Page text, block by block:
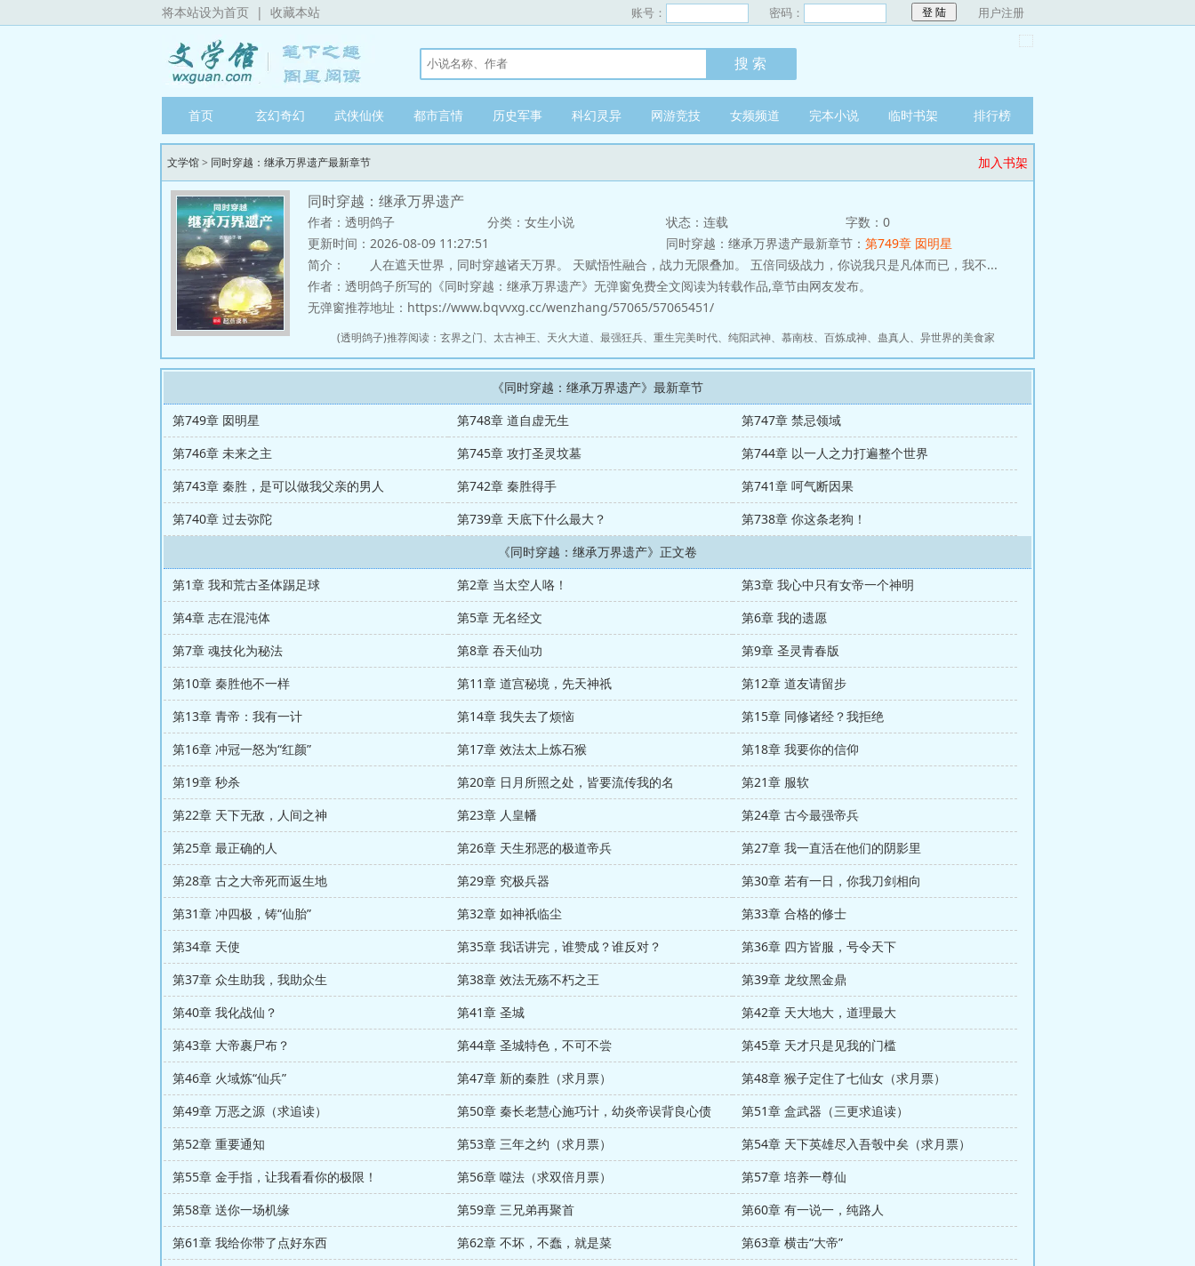
将本站设为首页 | 收藏本站 账号： 密码： 用户注册
首页 玄幻奇幻 武侠仙侠 都市言情 历史军事 科幻灵异 网游竞技 女频频道 完本小说 临时书架 排行榜
文学馆> 同时穿越：继承万界遗产最新章节 加入书架
同时穿越：继承万界遗产
作者：透明鸽子 分类：女生小说 状态：连载
字数：0
更新时间：2026-08-09 11:27:51
同时穿越：继承万界遗产最新章节： 第749章 囡明星
简介：
人在遮天世界，同时穿越诸天万界。 天赋悟性融合，战力无限叠加。 五倍同级战力，你说我只是凡体而已，我不...
作者：透明鸽子所写的《同时穿越：继承万界遗产》无弹窗免费全文阅读为转载作品,章节由网友发布。
无弹窗推荐地址：https://www.bqvvxg.cc/wenzhang/57065/57065451/
(透明鸽子)推荐阅读： 玄界之门、 太古神王、 天火大道、 最强狂兵、 重生完美时代、 纯阳武神、 慕南枝、 百炼成神、 蛊真人、 异世界的美食家
《同时穿越：继承万界遗产》最新章节
第749章 囡明星
第748章 道自虚无生
第747章 禁忌领域
第746章 未来之主
第745章 攻打圣灵坟墓
第744章 以一人之力打遍整个世界
第743章 秦胜，是可以做我父亲的男人
第742章 秦胜得手
第741章 呵气断因果
第740章 过去弥陀
第739章 天底下什么最大？
第738章 你这条老狗！
《同时穿越：继承万界遗产》正文卷
第1章 我和荒古圣体踢足球
第2章 当太空人咯！
第3章 我心中只有女帝一个神明
第4章 志在混沌体
第5章 无名经文
第6章 我的遗愿
第7章 魂技化为秘法
第8章 吞天仙功
第9章 圣灵青春版
第10章 秦胜他不一样
第11章 道宫秘境，先天神祇
第12章 道友请留步
第13章 青帝：我有一计
第14章 我失去了烦恼
第15章 同修诸经？我拒绝
第16章 冲冠一怒为“红颜”
第17章 效法太上炼石猴
第18章 我要你的信仰
第19章 秒杀
第20章 日月所照之处，皆要流传我的名
第21章 服软
第22章 天下无敌，人间之神
第23章 人皇幡
第24章 古今最强帝兵
第25章 最正确的人
第26章 天生邪恶的极道帝兵
第27章 我一直活在他们的阴影里
第28章 古之大帝死而返生地
第29章 究极兵器
第30章 若有一日，你我刀剑相向
第31章 冲四极，铸“仙胎”
第32章 如神祇临尘
第33章 合格的修士
第34章 天使
第35章 我话讲完，谁赞成？谁反对？
第36章 四方皆服，号令天下
第37章 众生助我，我助众生
第38章 效法无殇不朽之王
第39章 龙纹黑金鼎
第40章 我化战仙？
第41章 圣城
第42章 天大地大，道理最大
第43章 大帝裹尸布？
第44章 圣城特色，不可不尝
第45章 天才只是见我的门槛
第46章 火域炼“仙兵”
第47章 新的秦胜（求月票）
第48章 猴子定住了七仙女（求月票）
第49章 万恶之源（求追读）
第50章 秦长老慧心施巧计，幼炎帝误背良心债
第51章 盒武器（三更求追读）
第52章 重要通知
第53章 三年之约（求月票）
第54章 天下英雄尽入吾彀中矣（求月票）
第55章 金手指，让我看看你的极限！
第56章 噬法（求双倍月票）
第57章 培养一尊仙
第58章 送你一场机缘
第59章 三兄弟再聚首
第60章 有一说一，纯路人
第61章 我给你带了点好东西
第62章 不坏，不蠢，就是菜
第63章 横击“大帝”